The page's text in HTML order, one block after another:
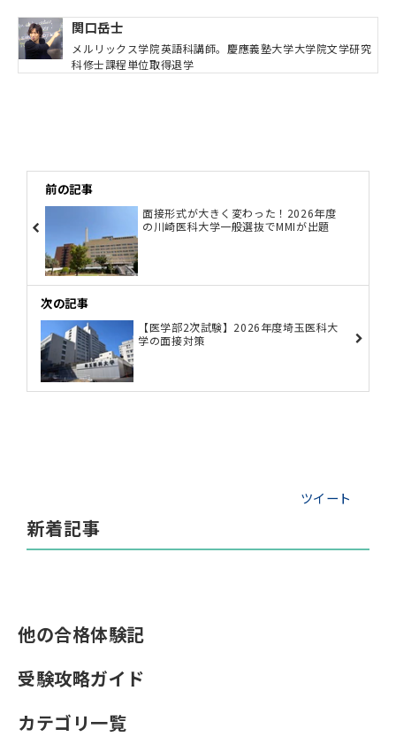
関口岳士
メルリックス学院英語科講師。慶應義塾大学大学院文学研究
科修士課程単位取得退学
前の記事
面接形式が大きく変わった！2026年度
の川崎医科大学一般選抜でMMIが出題
次の記事
【医学部2次試験】2026年度埼玉医科大
学の面接対策
ツイート
新着記事
他の合格体験記
受験攻略ガイド
カテゴリ一覧